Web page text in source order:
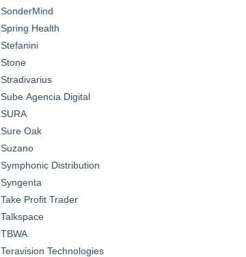
SonderMind
Spring Health
Stefanini
Stone
Stradivarius
Sube Agencia Digital
SURA
Sure Oak
Suzano
Symphonic Distribution
Syngenta
Take Profit Trader
Talkspace
TBWA
Teravision Technologies